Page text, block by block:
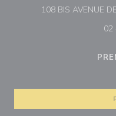
108 BIS AVENUE
02